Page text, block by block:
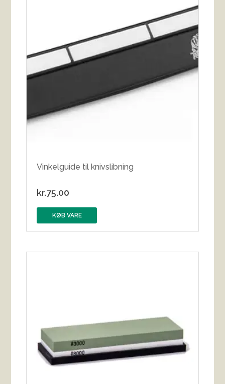
Vinkelguide til knivslibning
kr.75.00
KØB VARE